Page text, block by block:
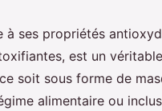
à ses propriétés
est un
soit sous forme de
alimentaire ou